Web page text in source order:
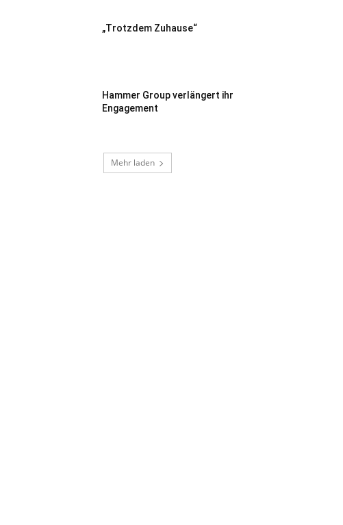
„Trotzdem Zuhause“
Hammer Group verlängert ihr
Engagement
Mehr laden